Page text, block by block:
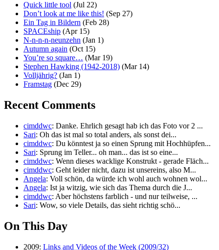
Quick little tool (Jul 22)
Don’t look at me like this! (Sep 27)
Ein Tag in Bildern (Feb 28)
SPACEship (Apr 15)
N-n-n-n-neunzehn (Jan 1)
Autumn again (Oct 15)
You’re so square… (Mar 19)
Stephen Hawking (1942-2018) (Mar 14)
Volljährig? (Jan 1)
Framstag (Dec 29)
Recent Comments
cimddwc: Danke. Ehrlich gesagt hab ich das Foto vor 2 ...
Sari: Oh das ist mal so total anders, als sonst dei...
cimddwc: Du könntest ja so einen Sprung mit Hochhüpfen...
Sari: Sprung im Teller... oh man... das ist so eine...
cimddwc: Wenn dieses wacklige Konstrukt - gerade Fläch...
cimddwc: Geht leider nicht, dazu ist unsereins, also M...
Angela: Voll schön, da würde ich wohl auch wohnen wol...
Angela: Ist ja witzig, wie sich das Thema durch die J...
cimddwc: Aber höchstens farblich - und nur teilweise, ...
Sari: Wow, so viele Details, das sieht richtig schö...
On This Day
2009: Links and Videos of the Week (2009/32)